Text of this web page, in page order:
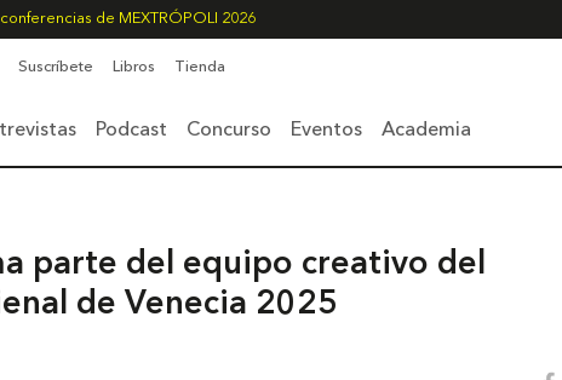
de MEXTRÓPOLI 2026
Suscríbete Libros Tienda
Podcast Concurso Eventos Academia
parte del equipo creativo del
de Venecia 2025